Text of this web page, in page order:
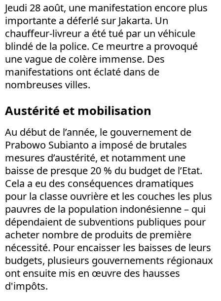
Jeudi 28 août, une manifestation encore plus
importante a déferlé sur Jakarta. Un
chauffeur-livreur a été tué par un véhicule
blindé de la police. Ce meurtre a provoqué
une vague de colère immense. Des
manifestations ont éclaté dans de
nombreuses villes.
Austérité et mobilisation
Au début de l’année, le gouvernement de
Prabowo Subianto a imposé de brutales
mesures d’austérité, et notamment une
baisse de presque 20 % du budget de l’Etat.
Cela a eu des conséquences dramatiques
pour la classe ouvrière et les couches les plus
pauvres de la population indonésienne – qui
dépendaient de subventions publiques pour
acheter nombre de produits de première
nécessité. Pour encaisser les baisses de leurs
budgets, plusieurs gouvernements régionaux
ont ensuite mis en œuvre des hausses
d'impôts.